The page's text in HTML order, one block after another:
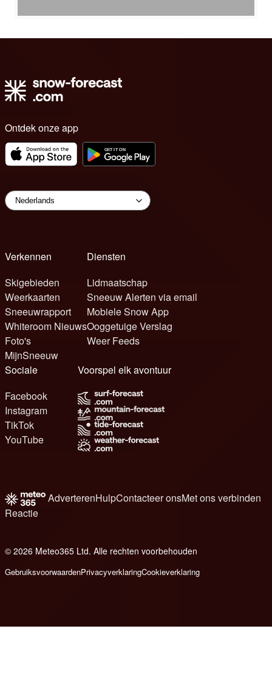
Ontdek onze app
Verkennen
Skigebieden
Weerkaarten
Sneeuwrapport
Whiteroom Nieuws
Foto's
MijnSneeuw
Diensten
Lidmaatschap
Sneeuw Alerten via email
Mobiele Snow App
Ooggetuige Verslag
Weer Feeds
Sociale
Facebook
Instagram
TikTok
YouTube
Voorspel elk avontuur
AdverterenHulpContacteer onsMet ons verbinden
Reactie
© 2026 Meteo365 Ltd. Alle rechten voorbehouden
GebruiksvoorwaardenPrivacyverklaringCookieverklaring